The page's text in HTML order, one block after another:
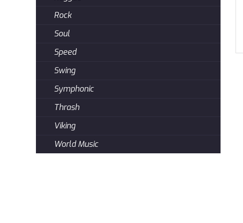
Rock
Soul
Speed
Swing
Symphonic
Thrash
Viking
World Music